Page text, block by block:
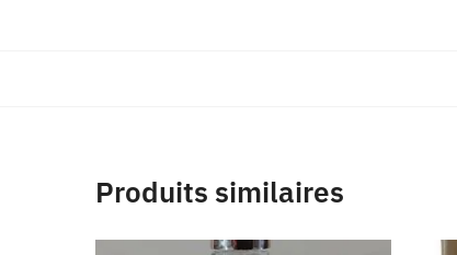
Produits similaires